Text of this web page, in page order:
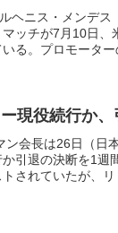
ヘニス・メンデ
マッチが7月10日
る。プロモーター
現役続行か
ン会長は26日（日
引退の決断を1
されていたが、リ